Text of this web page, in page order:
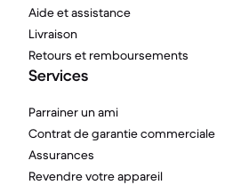
Aide et assistance
Livraison
Retours et remboursements
Services
Parrainer un ami
Contrat de garantie commerciale
Assurances
Revendre votre appareil